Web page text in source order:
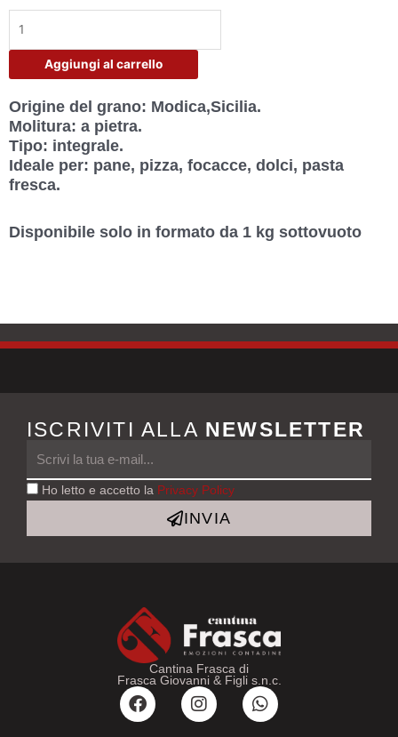
Integrale
Farina
Grano
Siciliano
Macinata
A
Pietra
1
Aggiungi al carrello
Origine del grano: Modica,Sicilia.
Molitura: a pietra.
Tipo: integrale.
Ideale per: pane, pizza, focacce, dolci, pasta
fresca.
Disponibile solo in formato da 1 kg sottovuoto
ISCRIVITI ALLA NEWSLETTER
Ho letto e accetto la Privacy Policy
INVIA
Cantina Frasca di
Frasca Giovanni & Figli s.n.c.
F
a
I
n
W
h